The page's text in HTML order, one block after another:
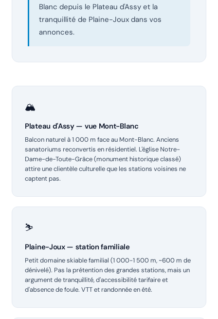
Blanc depuis le Plateau d'Assy et la
tranquillité de Plaine-Joux dans vos
annonces.
🏔️
Plateau d'Assy — vue Mont-Blanc
Balcon naturel à 1 000 m face au Mont-Blanc. Anciens
sanatoriums reconvertis en résidentiel. L'église Notre-
Dame-de-Toute-Grâce (monument historique classé)
attire une clientèle culturelle que les stations voisines ne
captent pas.
⛷️
Plaine-Joux — station familiale
Petit domaine skiable familial (1 000-1 500 m, ~600 m de
dénivelé). Pas la prétention des grandes stations, mais un
argument de tranquillité, d'accessibilité tarifaire et
d'absence de foule. VTT et randonnée en été.